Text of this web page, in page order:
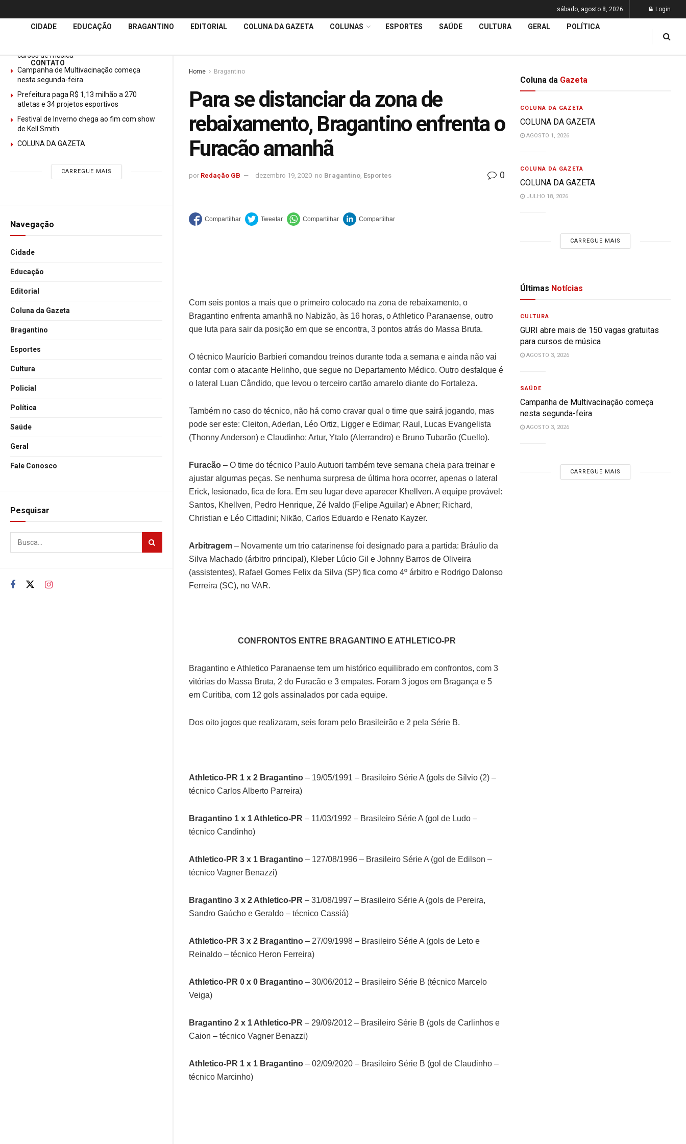
ÚltimasNotícias
cursos de música
Campanha de Multivacinação começa
nesta segunda-feira
Prefeitura paga R$ 1,13 milhão a 270
atletas e 34 projetos esportivos
Festival de Inverno chega ao fim com show
de Kell Smith
COLUNA DA GAZETA
CARREGUE MAIS
Navegação
Cidade
Educação
Editorial
Coluna da Gazeta
Bragantino
Esportes
Cultura
Policial
Política
Saúde
Geral
Fale Conosco
Pesquisar
sábado, agosto 8, 2026 Login
CIDADE EDUCAÇÃO BRAGANTINO EDITORIAL COLUNA DA GAZETA COLUNAS ESPORTES SAÚDE CULTURA GERAL POLÍTICA
CONTATO
Home Bragantino
Para se distanciar da zona de
rebaixamento, Bragantino enfrenta o
Furacão amanhã
por Redação GB dezembro 19, 2020 no Bragantino Esportes 0
Com seis pontos a mais que o primeiro colocado na zona de rebaixamento, o
Bragantino enfrenta amanhã no Nabizão, às 16 horas, o Athletico Paranaense, outro
que luta para sair da posição em que se encontra, 3 pontos atrás do Massa Bruta.
O técnico Maurício Barbieri comandou treinos durante toda a semana e ainda não vai
contar com o atacante Helinho, que segue no Departamento Médico. Outro desfalque é
o lateral Luan Cândido, que levou o terceiro cartão amarelo diante do Fortaleza.
Também no caso do técnico, não há como cravar qual o time que sairá jogando, mas
pode ser este: Cleiton, Aderlan, Léo Ortiz, Ligger e Edimar; Raul, Lucas Evangelista
(Thonny Anderson) e Claudinho; Artur, Ytalo (Alerrandro) e Bruno Tubarão (Cuello).
Furacão – O time do técnico Paulo Autuori também teve semana cheia para treinar e
ajustar algumas peças. Se nenhuma surpresa de última hora ocorrer, apenas o lateral
Erick, lesionado, fica de fora. Em seu lugar deve aparecer Khellven. A equipe provável:
Santos, Khellven, Pedro Henrique, Zé Ivaldo (Felipe Aguilar) e Abner; Richard,
Christian e Léo Cittadini; Nikão, Carlos Eduardo e Renato Kayzer.
Arbitragem – Novamente um trio catarinense foi designado para a partida: Bráulio da
Silva Machado (árbitro principal), Kleber Lúcio Gil e Johnny Barros de Oliveira
(assistentes), Rafael Gomes Felix da Silva (SP) fica como 4º árbitro e Rodrigo Dalonso
Ferreira (SC), no VAR.
CONFRONTOS ENTRE BRAGANTINO E ATHLETICO-PR
Bragantino e Athletico Paranaense tem um histórico equilibrado em confrontos, com 3
vitórias do Massa Bruta, 2 do Furacão e 3 empates. Foram 3 jogos em Bragança e 5
em Curitiba, com 12 gols assinalados por cada equipe.
Dos oito jogos que realizaram, seis foram pelo Brasileirão e 2 pela Série B.
Athletico-PR 1 x 2 Bragantino – 19/05/1991 – Brasileiro Série A (gols de Sílvio (2) –
técnico Carlos Alberto Parreira)
Bragantino 1 x 1 Athletico-PR – 11/03/1992 – Brasileiro Série A (gol de Ludo –
técnico Candinho)
Athletico-PR 3 x 1 Bragantino – 127/08/1996 – Brasileiro Série A (gol de Edilson –
técnico Vagner Benazzi)
Bragantino 3 x 2 Athletico-PR – 31/08/1997 – Brasileiro Série A (gols de Pereira,
Sandro Gaúcho e Geraldo – técnico Cassiá)
Athletico-PR 3 x 2 Bragantino – 27/09/1998 – Brasileiro Série A (gols de Leto e
Reinaldo – técnico Heron Ferreira)
Athletico-PR 0 x 0 Bragantino – 30/06/2012 – Brasileiro Série B (técnico Marcelo
Veiga)
Bragantino 2 x 1 Athletico-PR – 29/09/2012 – Brasileiro Série B (gols de Carlinhos e
Caion – técnico Vagner Benazzi)
Athletico-PR 1 x 1 Bragantino – 02/09/2020 – Brasileiro Série B (gol de Claudinho –
técnico Marcinho)
Coluna da Gazeta
COLUNA DA GAZETA
COLUNA DA GAZETA
AGOSTO 1, 2026
COLUNA DA GAZETA
COLUNA DA GAZETA
JULHO 18, 2026
CARREGUE MAIS
Últimas Notícias
CULTURA
GURI abre mais de 150 vagas gratuitas
para cursos de música
AGOSTO 3, 2026
SAÚDE
Campanha de Multivacinação começa
nesta segunda-feira
AGOSTO 3, 2026
CARREGUE MAIS